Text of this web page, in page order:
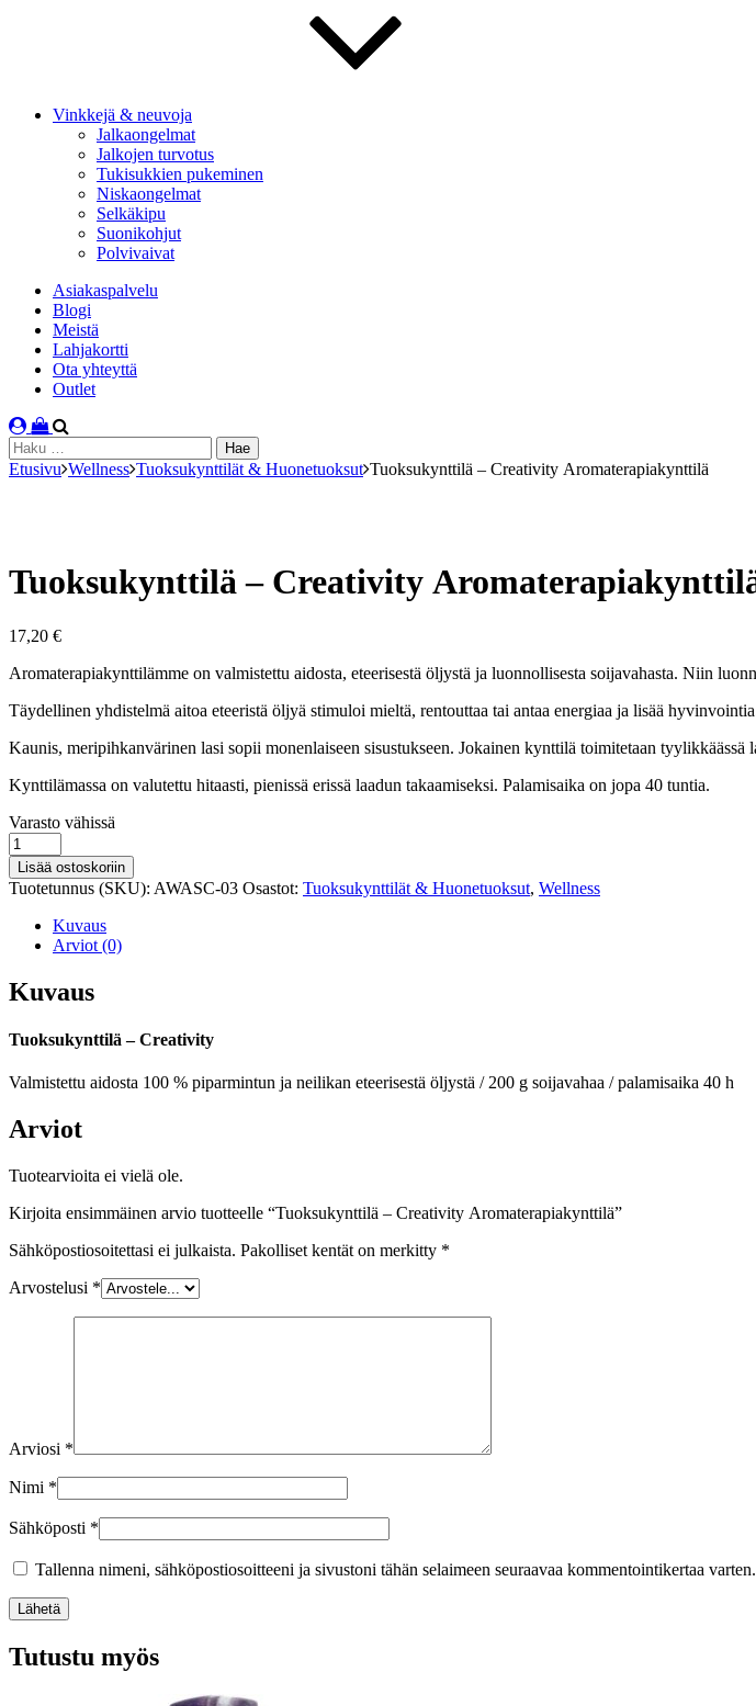
Vinkkejä & neuvoja
Jalkaongelmat
Jalkojen turvotus
Tukisukkien pukeminen
Niskaongelmat
Selkäkipu
Suonikohjut
Polvivaivat
Asiakaspalvelu
Blogi
Meistä
Lahjakortti
Ota yhteyttä
Outlet
Haku:
Etusivu Wellness Tuoksukynttilät & Huonetuoksut Tuoksukynttilä – Creativity Aromaterapiakynttilä
Tuoksukynttilä – Creativity
17,20 €
Aromaterapiakynttilämme on valmistettu aidosta, eteerisestä öljystä ja luonnollisesta soijavahasta. Niin
Täydellinen yhdistelmä aitoa eteeristä öljyä stimuloi mieltä, rentouttaa tai antaa energiaa ja lisää
Kaunis, meripihkanvärinen lasi sopii monenlaiseen sisustukseen. Jokainen kynttilä toimitetaan tyylikkäässä
Kynttilämassa on valutettu hitaasti, pienissä erissä laadun takaamiseksi. Palamisaika on jopa 40 tuntia.
Varastosaldo
Varasto vähissä
Tuoksukynttilä
-
Creativity Aromaterapiakynttilä
määrä
Lisää ostoskoriin
Tuotetunnus (SKU): AWASC-03 Osastot: Tuoksukynttilät & Huonetuoksut, Wellness
Kuvaus
Arviot (0)
Kuvaus
Tuoksukynttilä – Creativity
Valmistettu aidosta 100 % piparmintun ja neilikan eteerisestä öljystä / 200 g soijavahaa / palamisaika 40 h
Arviot
Tuotearvioita ei vielä ole.
Kirjoita ensimmäinen arvio tuotteelle “Tuoksukynttilä – Creativity Aromaterapiakynttilä”
Sähköpostiosoitettasi ei julkaista. Pakolliset kentät on merkitty *
Arvostelusi *
Arviosi *
Nimi *
Sähköposti *
Tallenna nimeni, sähköpostiosoitteeni ja sivustoni tähän selaimeen seuraavaa kommentointikertaa varten.
Lähetä
Tutustu myös